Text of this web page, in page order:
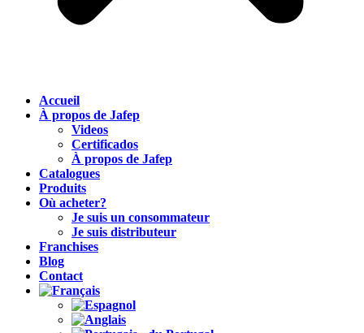
Accueil
À propos de Jafep
Videos
Certificados
À propos de Jafep
Catalogues
Produits
Où acheter?
Je suis un consommateur
Je suis distributeur
Franchises
Blog
Contact